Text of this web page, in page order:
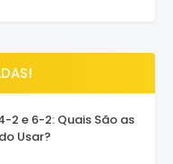
2 e 6-2: Quais São as
Usar?